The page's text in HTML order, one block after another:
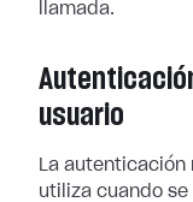
llamada.
usuario
La autenticación
utiliza cuando